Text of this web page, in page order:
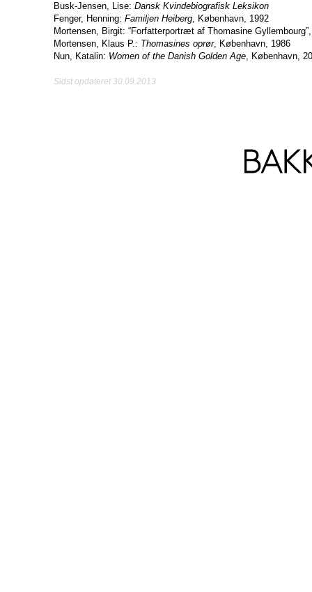
Busk-Jensen, Lise: Dansk Kvindebiografisk Leksikon
Fenger, Henning: Familjen Heiberg, København, 1992
Mortensen, Birgit: “Forfatterportræt af Thomasine
Mortensen, Klaus P.: Thomasines oprør, København, 1986
Nun, Katalin: Women of the Danish Golden Age, København,
Sidst opdateret 30.09.2013